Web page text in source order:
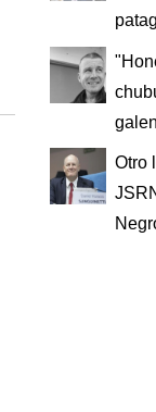
Otro